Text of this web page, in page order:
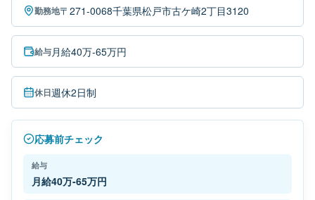
勤務地〒271-0068千葉県松戸市古ケ崎2丁目3120
給与月給40万-65万円
休日週休2日制
応募前チェック
給与
月給40万-65万円